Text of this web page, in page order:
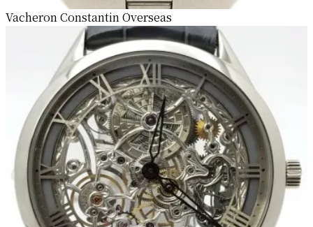
Vacheron Constantin Overseas